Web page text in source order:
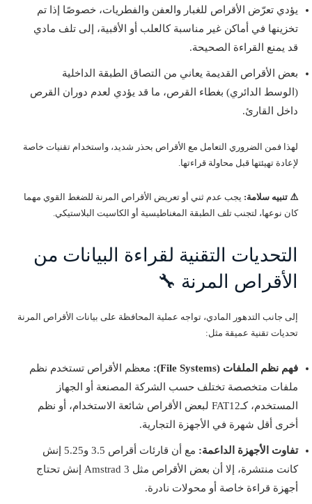
يؤدي تعرّض الأقراص للغبار والعفن والفطريات، خصوصًا إذا تم
تخزينها في أماكن غير مناسبة كالعلب أو الأقبية، إلى تلف مادي
قد يمنع القراءة الصحيحة.
بعض الأقراص القديمة يعاني من التصاق الطبقة الداخلية
(الوسط الدائري) بغطاء القرص، ما قد يؤدي لعدم دوران القرص
داخل القارئ.
لهذا فمن الضروري التعامل مع الأقراص بحذر شديد، واستخدام تقنيات خاصة
لإعادة تهيئتها قبل محاولة قراءتها.
⚠️ تنبيه سلامة: يجب عدم ثني أو تعريض الأقراص المرنة للضغط القوي مهما
كان نوعها، لتجنب تلف الطبقة المغناطيسية أو الكاسيت البلاستيكي.
التحديات التقنية لقراءة البيانات من
الأقراص المرنة 🔧
إلى جانب التدهور المادي، تواجه عملية المحافظة على بيانات الأقراص المرنة
تحديات تقنية عميقة مثل:
فهم نظم الملفات (File Systems):
معظم الأقراص تستخدم نظم
ملفات متخصصة تختلف حسب الشركة المصنعة أو الجهاز
المستخدم، كـFAT12 لبعض الأقراص شائعة الاستخدام، أو نظم
أخرى أقل شهرة في الأجهزة التجارية.
تفاوت الأجهزة الداعمة:
مع أن قارئات أقراص 3.5 و5.25 إنش
كانت منتشرة، إلا أن بعض الأقراص مثل Amstrad 3 إنش تحتاج
أجهزة قراءة خاصة أو محولات نادرة.